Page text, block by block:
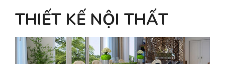
THIẾT KẾ NỘI THẤT